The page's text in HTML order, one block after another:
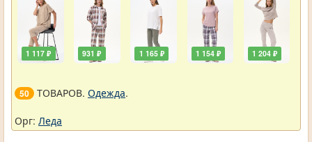
1 117 ₽ 931 ₽ 1 165 ₽ 1 154 ₽ 1 204 ₽
50 ТОВАРОВ. Одежда.
Орг: Леда